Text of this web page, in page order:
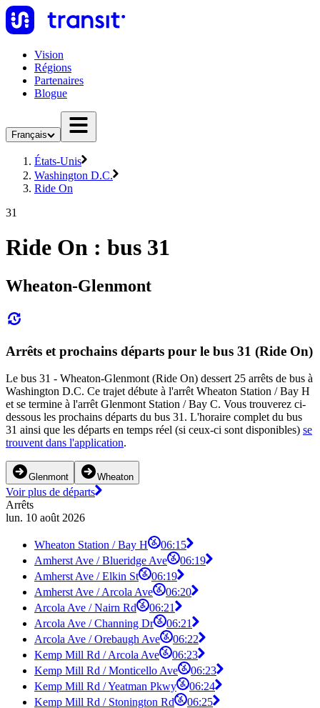
Vision
Régions
Partenaires
Blogue
Français
États-Unis
Washington D.C.
Ride On
31
Ride On : bus 31
Wheaton-Glenmont
Arrêts et prochains départs pour le bus 31 (Ride On)
Le bus 31 - Wheaton-Glenmont (Ride On) dessert 25 arrêts de bus à
Washington D.C. Ce trajet débute à l'arrêt Wheaton Station / Bay H
et se termine à l'arrêt Glenmont Station / Bay C. Vous trouverez ci-
dessous les prochains départs du bus 31. L'horaire complet du bus
31 ainsi que les départs en temps réel (si ceux-ci sont disponibles) se
trouvent dans l'application.
Glenmont Wheaton
Voir plus de départs
Arrêts
lun. 10 août 2026
Wheaton Station / Bay H
06:15
Amherst Ave / Blueridge Ave
06:19
Amherst Ave / Elkin St
06:19
Amherst Ave / Arcola Ave
06:20
Arcola Ave / Nairn Rd
06:21
Arcola Ave / Channing Dr
06:21
Arcola Ave / Orebaugh Ave
06:22
Kemp Mill Rd / Arcola Ave
06:23
Kemp Mill Rd / Monticello Ave
06:23
Kemp Mill Rd / Yeatman Pkwy
06:24
Kemp Mill Rd / Stonington Rd
06:25